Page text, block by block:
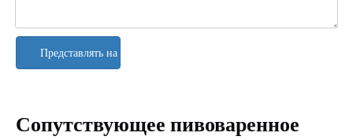
Представлять на рассмотрение
Сопутствующее пивоваренное